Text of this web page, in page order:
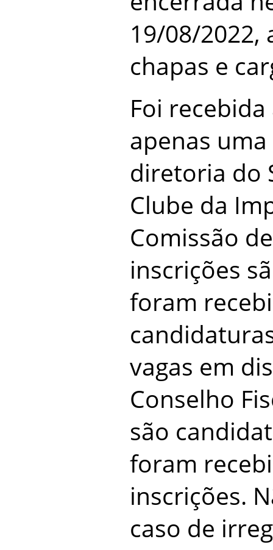
19/08/2022,
chapas e
Foi
apenas
diretoria do
Clube da
Comissão
inscrições
foram
vagas em
Conselho
são
foram
inscrições.
caso de